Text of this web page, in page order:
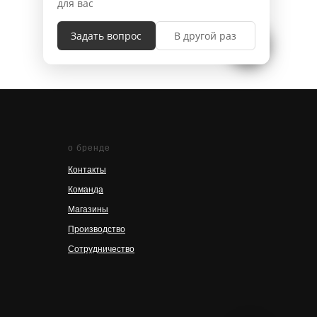
о бренде
Контакты
Команда
Магазины
Производство
Сотрудничество